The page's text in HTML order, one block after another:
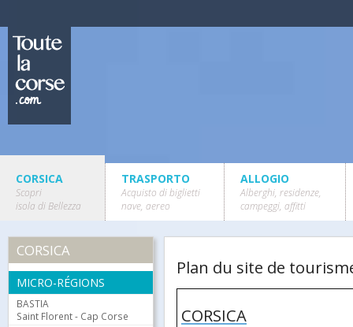
CORSICA
Scopri
isola di Bellezza
TRASPORTO
Acquisto di biglietti
nave, aereo
ALLOGIO
Alberghi, residenze,
campeggi, affitti
CORSICA
MICRO-RÉGIONS
BASTIA
Saint Florent - Cap Corse
Plan du site de
CORSICA